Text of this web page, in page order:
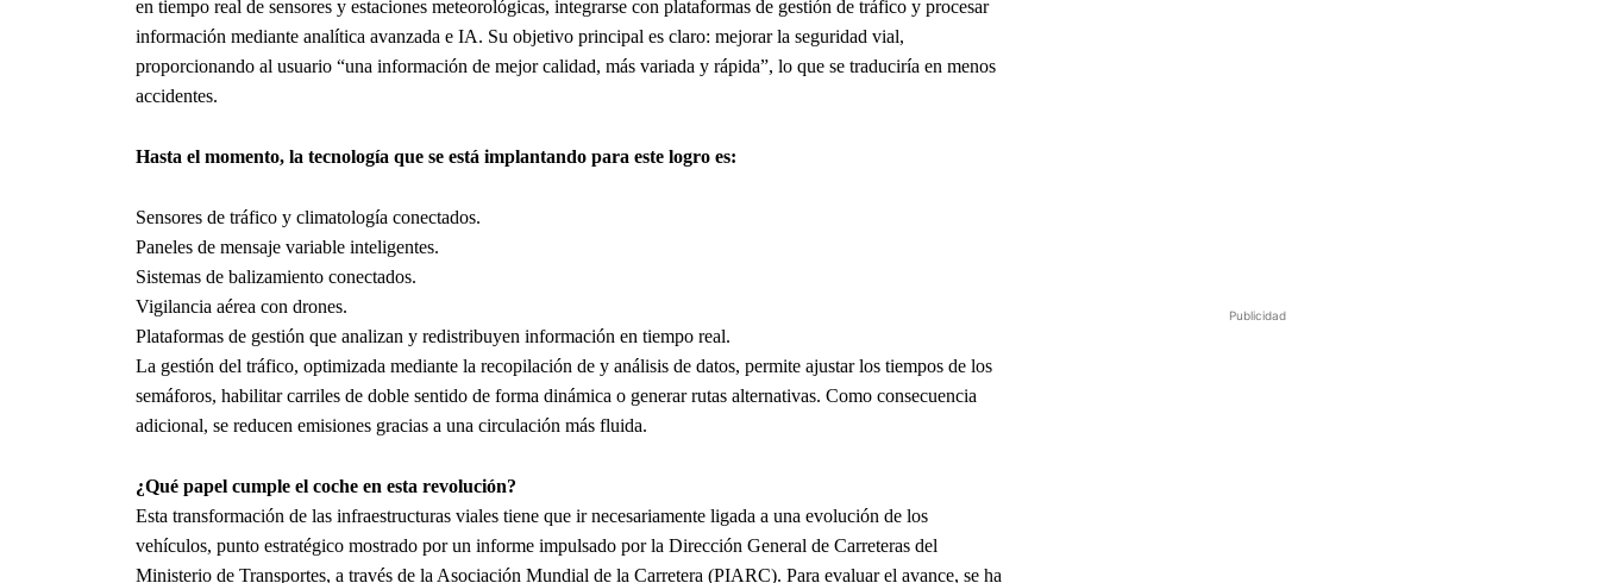
en tiempo real de sensores y estaciones meteorológicas, integrarse con plataformas de gestión de tráfico y procesar
información mediante analítica avanzada e IA. Su objetivo principal es claro: mejorar la seguridad vial,
proporcionando al usuario “una información de mejor calidad, más variada y rápida”, lo que se traduciría en menos
accidentes.
Hasta el momento, la tecnología que se está implantando para este logro es:
Sensores de tráfico y climatología conectados.
Paneles de mensaje variable inteligentes.
Sistemas de balizamiento conectados.
Vigilancia aérea con drones.
Plataformas de gestión que analizan y redistribuyen información en tiempo real.
La gestión del tráfico, optimizada mediante la recopilación de y análisis de datos, permite ajustar los tiempos de los
semáforos, habilitar carriles de doble sentido de forma dinámica o generar rutas alternativas. Como consecuencia
adicional, se reducen emisiones gracias a una circulación más fluida.
¿Qué papel cumple el coche en esta revolución?
Esta transformación de las infraestructuras viales tiene que ir necesariamente ligada a una evolución de los
vehículos, punto estratégico mostrado por un informe impulsado por la Dirección General de Carreteras del
Ministerio de Transportes, a través de la Asociación Mundial de la Carretera (PIARC). Para evaluar el avance, se ha
Publicidad